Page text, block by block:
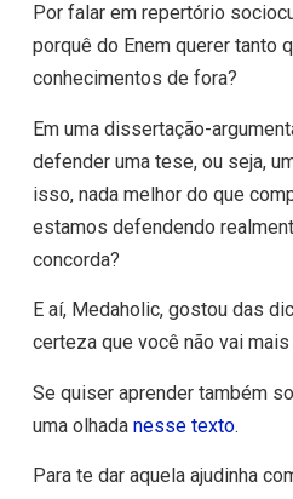
Por falar em repertório
porquê do Enem querer tanto
conhecimentos de fora?
Em uma dissertação-
defender uma tese, ou seja,
isso, nada melhor do que
estamos defendendo
concorda?
E aí, Medaholic, gostou das
certeza que você não vai
Se quiser aprender também
uma olhada nesse texto.
Para te dar aquela ajudinha